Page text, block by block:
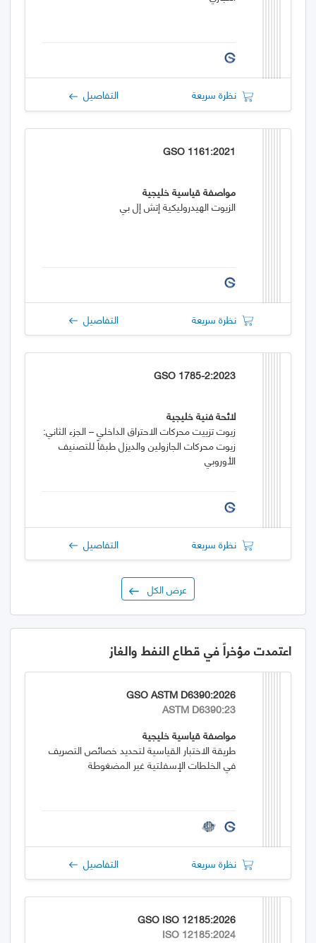
نظرة سريعة التفاصيل
GSO 1161:2021
مواصفة قياسية خليجية
الزيوت الهيدروليكية إتش إل بي
نظرة سريعة التفاصيل
GSO 1785-2:2023
لائحة فنية خليجية
زيوت تزييت محركات الاحتراق الداخلي – الجزء الثاني:
زيوت محركات الجازولين والديزل طبقاً للتصنيف
الأوروبي
نظرة سريعة التفاصيل
عرض الكل
اعتمدت مؤخراً في قطاع النفط والغاز
GSO ASTM D6390:2026
ASTM D6390:23
مواصفة قياسية خليجية
طريقة الاختبار القياسية لتحديد خصائص التصريف
في الخلطات الإسفلتية غير المضغوطة
نظرة سريعة التفاصيل
GSO ISO 12185:2026
ISO 12185:2024